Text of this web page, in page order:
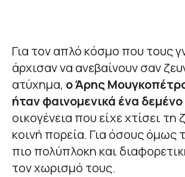
Για τον απλό κόσμο που τους
άρχισαν να ανεβαίνουν σαν
ατύχημα, ο Άρης
ήταν φαινομενικά ένα
οικογένεια που είχε χτίσει
κοινή πορεία. Για όσους
πιο πολύπλοκη και
τον χωρισμό τους.